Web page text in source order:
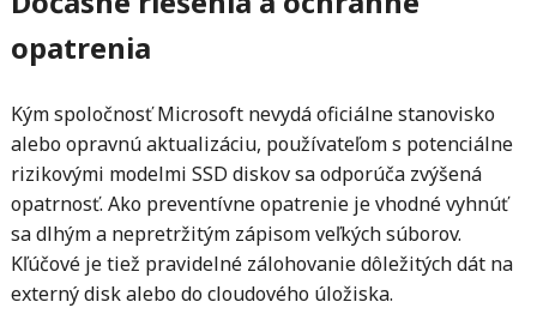
opatrenia
Kým spoločnosť Microsoft nevydá oficiálne stanovisko
alebo opravnú aktualizáciu, používateľom s potenciálne
rizikovými modelmi SSD diskov sa odporúča zvýšená
opatrnosť. Ako preventívne opatrenie je vhodné vyhnúť
sa dlhým a nepretržitým zápisom veľkých súborov.
Kľúčové je tiež pravidelné zálohovanie dôležitých dát na
externý disk alebo do cloudového úložiska.